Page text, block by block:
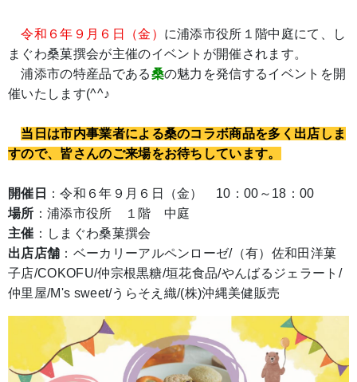
令和６年９月６日（金） に浦添市役所１階中庭にて、し
まぐわ桑菓撰会が主催のイベントが開催されます。
浦添市の特産品である桑の魅力を発信するイベントを開
催いたします(^^♪
当日は市内事業者による桑のコラボ商品を多く出店しま
すので、皆さんのご来場をお待ちしています。
開催日
：令和６年９月６日（金） 10：00～18：00
場所 ：浦添市役所 １階 中庭
主催 ：しまぐわ桑菓撰会
出店店舗 ：ベーカリーアルペンローゼ/（有）佐和田洋菓
子店/COKOFU/仲宗根黒糖/垣花食品/やんばるジェラート/
仲里屋/M's sweet/うらそえ織/(株)沖縄美健販売